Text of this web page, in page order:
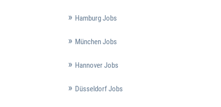
Hamburg Jobs
München Jobs
Hannover Jobs
Düsseldorf Jobs